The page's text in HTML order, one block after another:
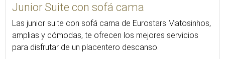
Junior Suite con sofá cama
Las junior suite con sofá cama de Eurostars Matosinhos,
amplias y cómodas, te ofrecen los mejores servicios
para disfrutar de un placentero descanso.